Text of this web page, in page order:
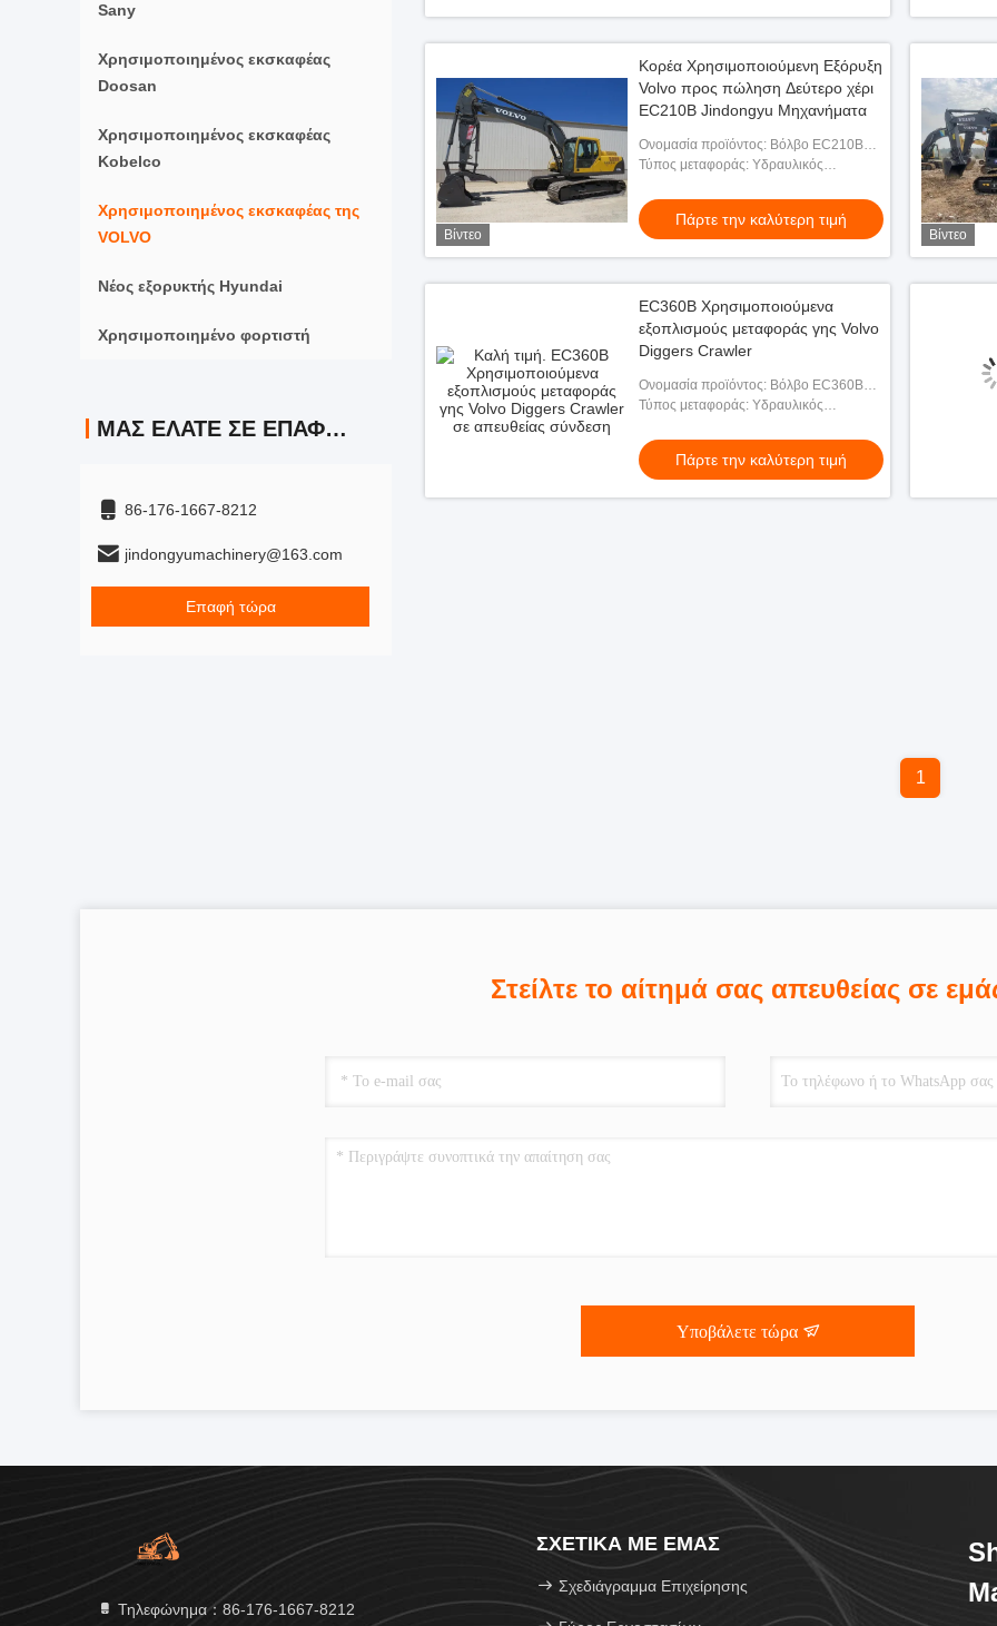
Sany
Χρησιμοποιημένος εκσκαφέας
Doosan
Χρησιμοποιημένος εκσκαφέας
Kobelco
Χρησιμοποιημένος εκσκαφέας της
VOLVO
Νέος εξορυκτής Hyundai
Χρησιμοποιημένο φορτιστή
ΜΑΣ ΕΛΆΤΕ ΣΕ ΕΠΑΦΉ ΜΕ
86-176-1667-8212
jindongyumachinery@163.com
Επαφή τώρα
Βίντεο
Κορέα Χρησιμοποιούμενη Εξόρυξη
Volvo προς πώληση Δεύτερο χέρι
EC210B Jindongyu Μηχανήματα
Ονομασία προϊόντος: Βόλβο EC210B
Εκσκαφέας
Τύπος μεταφοράς: Υδραυλικός
Πάρτε την καλύτερη τιμή
Βίντεο
EC360B Χρησιμοποιούμενα
εξοπλισμούς μεταφοράς γης Volvo
Diggers Crawler
Ονομασία προϊόντος: Βόλβο EC360B
Εκσκαφέας
Τύπος μεταφοράς: Υδραυλικός
Πάρτε την καλύτερη τιμή
1
Στείλτε το αίτημά σας απευθείας σε
Υποβάλετε τώρα
Τηλεφώνημα：86-176-1667-8212
ΣΧΕΤΙΚΆ ΜΕ ΕΜΆΣ
Σχεδιάγραμμα Επιχείρησης